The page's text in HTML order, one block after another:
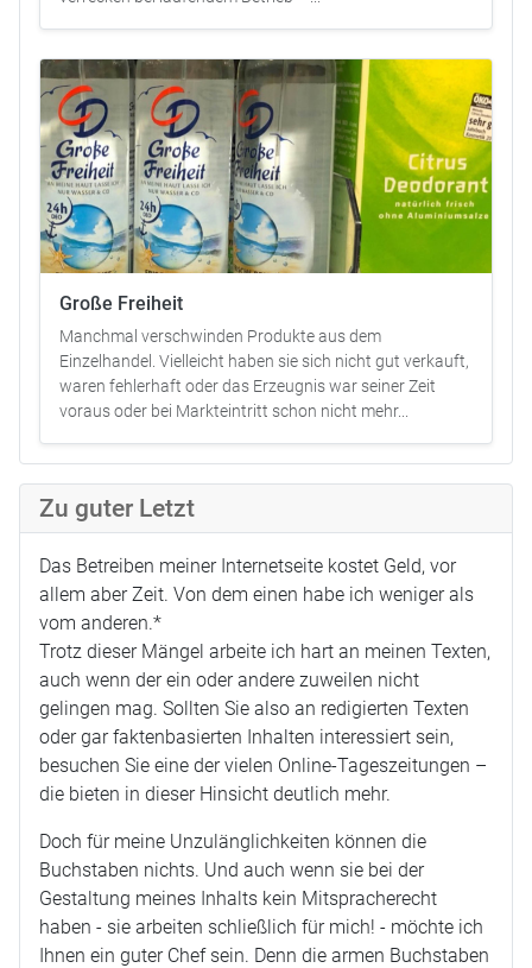
Große Freiheit
Manchmal verschwinden Produkte aus dem
Einzelhandel. Vielleicht haben sie sich nicht gut verkauft,
waren fehlerhaft oder das Erzeugnis war seiner Zeit
voraus oder bei Markteintritt schon nicht mehr...
Zu guter Letzt
Das Betreiben meiner Internetseite kostet Geld, vor
allem aber Zeit. Von dem einen habe ich weniger als
vom anderen.*
Trotz dieser Mängel arbeite ich hart an meinen Texten,
auch wenn der ein oder andere zuweilen nicht
gelingen mag. Sollten Sie also an redigierten Texten
oder gar faktenbasierten Inhalten interessiert sein,
besuchen Sie eine der vielen Online-Tageszeitungen –
die bieten in dieser Hinsicht deutlich mehr.
Doch für meine Unzulänglichkeiten können die
Buchstaben nichts. Und auch wenn sie bei der
Gestaltung meines Inhalts kein Mitspracherecht
haben - sie arbeiten schließlich für mich! - möchte ich
Ihnen ein guter Chef sein. Denn die armen Buchstaben